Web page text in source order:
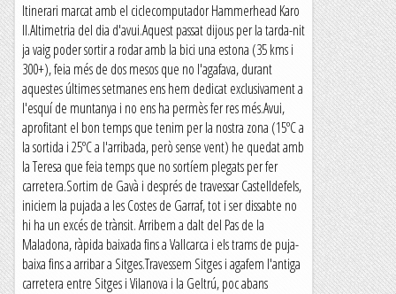
Itinerari marcat amb el ciclecomputador Hammerhead Karo
II.Altimetria del dia d'avui.Aquest passat dijous per la tarda-nit
ja vaig poder sortir a rodar amb la bici una estona (35 kms i
300+), feia més de dos mesos que no l'agafava, durant
aquestes últimes setmanes ens hem dedicat exclusivament a
l'esquí de muntanya i no ens ha permès fer res més.Avui,
aprofitant el bon temps que tenim per la nostra zona (15ºC a
la sortida i 25ºC a l'arribada, però sense vent) he quedat amb
la Teresa que feia temps que no sortíem plegats per fer
carretera.Sortim de Gavà i després de travessar Castelldefels,
iniciem la pujada a les Costes de Garraf, tot i ser dissabte no
hi ha un excés de trànsit. Arribem a dalt del Pas de la
Maladona, ràpida baixada fins a Vallcarca i els trams de puja-
baixa fins a arribar a Sitges.Travessem Sitges i agafem l'antiga
carretera entre Sitges i Vilanova i la Geltrú, poc abans